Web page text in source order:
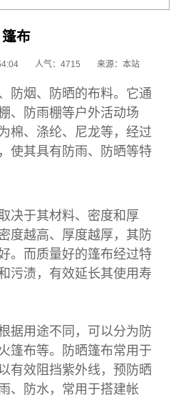
篷布
人气：4715 来源：本站
防烟、防晒的布料。它通
、防雨棚等户外活动场
棉、涤纶、尼龙等，经过
使其具有防雨、防晒等特
决于其材料、密度和厚
度越高、厚度越厚，其防
。而质量好的篷布经过特
污渍，有效延长其使用寿
据用途不同，可以分为防
篷布等。防晒篷布常用于
有效阻挡紫外线，预防晒
、防水，常用于搭建帐